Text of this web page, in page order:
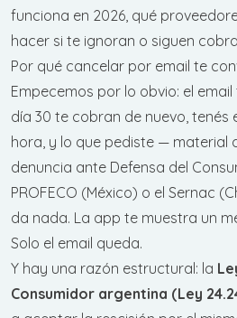
funciona en 2026, qué
hacer si te ignoran o siguen
Por qué cancelar por email te
Empecemos por lo obvio: el
día 30 te cobran de nuevo, tenés
hora, y lo que pediste — material
denuncia ante Defensa del
PROFECO (México) o el Sernac
da nada. La app te muestra un
Solo el email queda.
Y hay una razón estructural: la
Consumidor argentina (Ley